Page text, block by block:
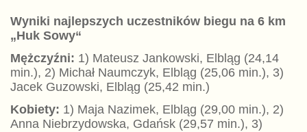
Wyniki najlepszych uczestników biegu na 6 km
„Huk Sowy“
Mężczyźni: 1) Mateusz Jankowski, Elbląg (24,14
min.), 2) Michał Naumczyk, Elbląg (25,06 min.), 3)
Jacek Guzowski, Elbląg (25,42 min.)
Kobiety: 1) Maja Nazimek, Elbląg (29,00 min.), 2)
Anna Niebrzydowska, Gdańsk (29,57 min.), 3)